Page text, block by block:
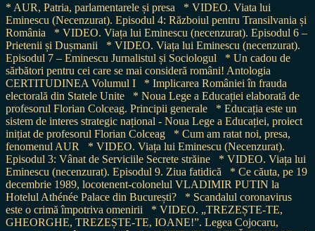
* AUR, Patria, parlamentarele și presa
* VIDEO. Viata lui
Eminescu (Necenzurat). Episodul 4: Războiul pentru Transilvania și
România
* VIDEO. Viața lui Eminescu (necenzurat). Episodul 6 –
Prietenii și Dușmanii
* VIDEO. Viața lui Eminescu (necenzurat).
Episodul 7 – Eminescu Jurnalistul și Sociologul
* Un cadou de
sărbători pentru cei care se mai consideră români! Antologia
CERTITUDINEA Volumul I
* Implicarea României în frauda
electorală din Statele Unite
* Noua Lege a Educației elaborată de
profesorul Florian Colceag. Principii generale
* Educația este un
sistem de interes strategic național - Noua Lege a Educației, proiect
inițiat de profesorul Florian Colceag
* Cum am ratat noi, presa,
fenomenul AUR
* VIDEO. Viața lui Eminescu (Necenzurat).
Episodul 3: Vânat de Serviciile Secrete străine
* VIDEO. Viața lui
Eminescu (necenzurat). Episodul 9. Ziua fatidică
* Ce căuta, pe 19
decembrie 1989, locotenent-colonelul VLADIMIR PUTIN la
Hotelul Athénée Palace din București?
* Scandalul coronavirus
este o crimă împotriva omenirii
* VIDEO. „TREZEȘTE-TE,
GHEORGHE, TREZEȘTE-TE, IOANE!”. Legea Cojocaru,